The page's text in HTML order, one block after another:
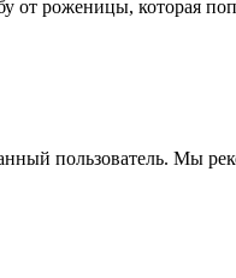
от роженицы, которая
пользователь. Мы